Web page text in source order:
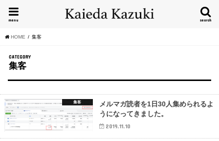
search
menu
HOME 集客
CATEGORY
集客
集客
メルマガ読者を1日30人集められるよ
うになってきました。
2019.11.10